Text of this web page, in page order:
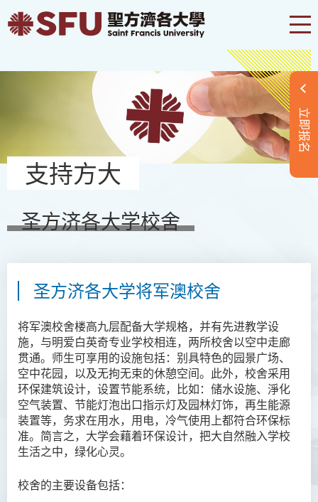
立即报名
支持方大
圣方济各大学校舍
圣方济各大学将军澳校舍
将军澳校舍楼高九层配备大学规格，并有先进教学设
施，与明爱白英奇专业学校相连，两所校舍以空中走廊
贯通。师生可享用的设施包括：别具特色的园景广场、
空中花园，以及无拘无束的休憩空间。此外，校舍采用
环保建筑设计，设置节能系统，比如：储水设施、淨化
空气装置、节能灯泡出口指示灯及园林灯饰，再生能源
装置等，务求在用水，用电，冷气使用上都符合环保标
准。简言之，大学会藉着环保设计，把大自然融入学校
生活之中，绿化心灵。
校舍的主要设备包括：